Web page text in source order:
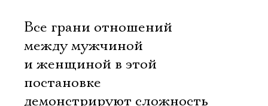
Все грани отношений
между мужчиной
и женщиной в этой
постановке
демонстрируют сложность